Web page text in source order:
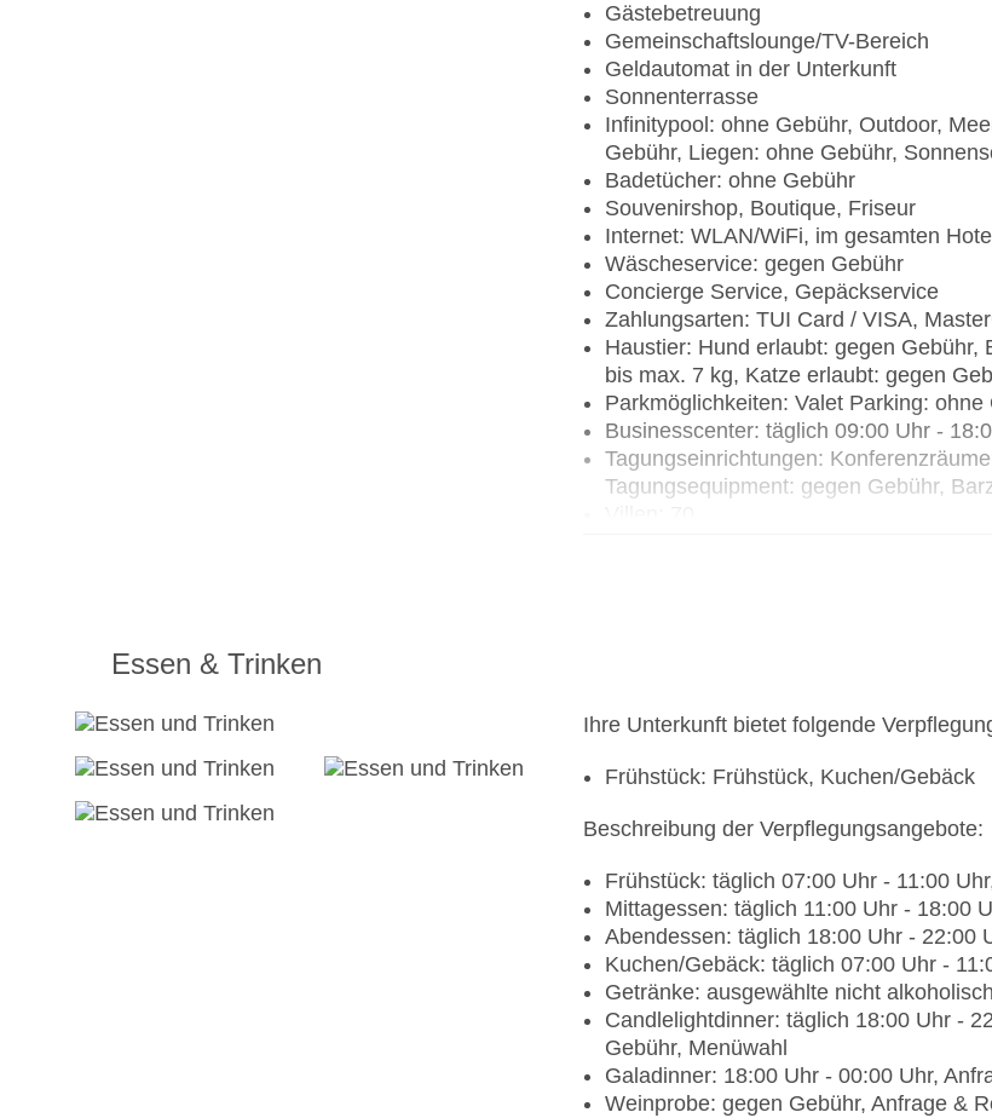
Gästebetreuung
Gemeinschaftslounge/TV-Bereich
Geldautomat in der Unterkunft
Sonnenterrasse
Infinitypool: ohne Gebühr, Outdoor,
Gebühr, Liegen: ohne Gebühr,
Badetücher: ohne Gebühr
Souvenirshop, Boutique, Friseur
Internet: WLAN/WiFi, im gesamten
Wäscheservice: gegen Gebühr
Concierge Service, Gepäckservice
Zahlungsarten: TUI Card / VISA,
Haustier: Hund erlaubt: gegen
bis max. 7 kg, Katze erlaubt: gegen
Parkmöglichkeiten: Valet Parking:
Businesscenter: täglich 09:00 Uhr -
Tagungseinrichtungen:
Tagungsequipment: gegen Gebühr,
Essen & Trinken
Ihre Unterkunft bietet folgende
Frühstück: Frühstück, Kuchen/Gebäck
Beschreibung der Verpflegungsangebote:
Frühstück: täglich 07:00 Uhr - 11:00
Mittagessen: täglich 11:00 Uhr - 18:00
Abendessen: täglich 18:00 Uhr - 22:00
Kuchen/Gebäck: täglich 07:00 Uhr -
Getränke: ausgewählte nicht
Candlelightdinner: täglich 18:00 Uhr -
Gebühr, Menüwahl
Galadinner: 18:00 Uhr - 00:00 Uhr,
Weinprobe: gegen Gebühr, Anfrage &